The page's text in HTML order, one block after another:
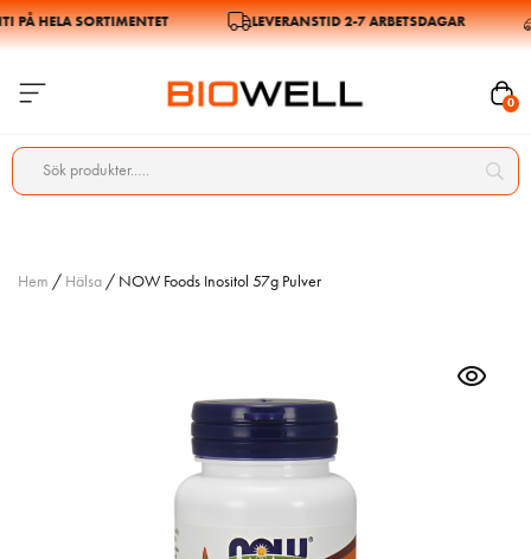
HELA SORTIMENTET LEVERANSTID 2-7 ARBETSDAGAR
0
Hem / Hälsa / NOW Foods Inositol 57g Pulver